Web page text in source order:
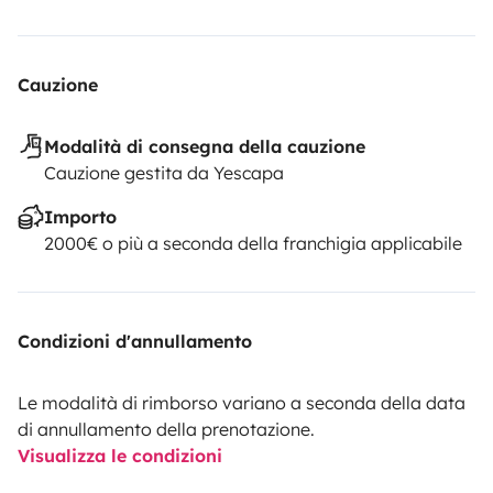
Cauzione
Modalità di consegna della cauzione
Cauzione gestita da Yescapa
Importo
2000€ o più a seconda della franchigia applicabile
Condizioni d'annullamento
Le modalità di rimborso variano a seconda della data
di annullamento della prenotazione.
Visualizza le condizioni